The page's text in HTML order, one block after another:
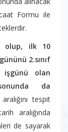
Formu ile
olup, ilk 10
2.sınıf
işgünü olan
da
tespit
aralığında
de sayarak